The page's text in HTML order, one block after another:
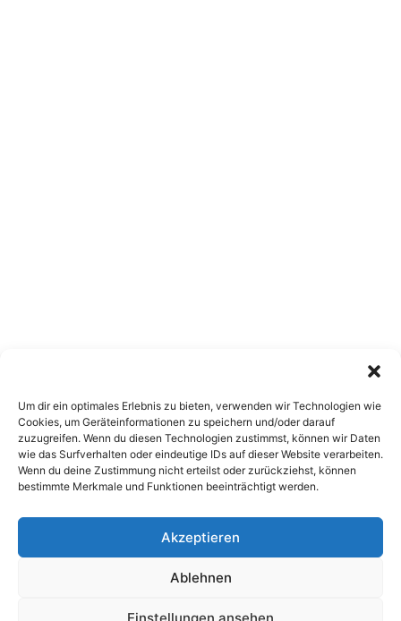
Um dir ein optimales Erlebnis zu bieten, verwenden wir Technologien wie
Cookies, um Geräteinformationen zu speichern und/oder darauf
zuzugreifen. Wenn du diesen Technologien zustimmst, können wir Daten
wie das Surfverhalten oder eindeutige IDs auf dieser Website verarbeiten.
Wenn du deine Zustimmung nicht erteilst oder zurückziehst, können
bestimmte Merkmale und Funktionen beeinträchtigt werden.
Akzeptieren
Ablehnen
Einstellungen ansehen
Copyright 2026, All Rights Reserved